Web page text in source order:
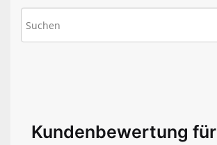
Kundenbewertung für